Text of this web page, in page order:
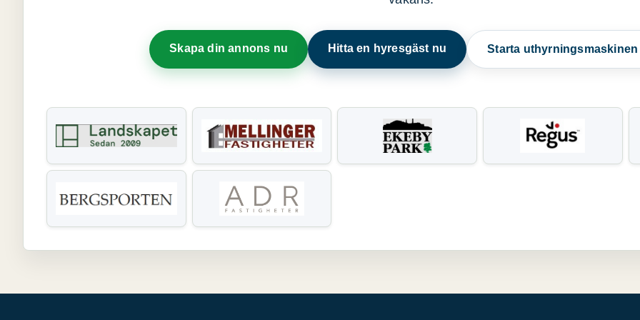
Skapa din annons nu Hitta en hyresgäst nu Starta